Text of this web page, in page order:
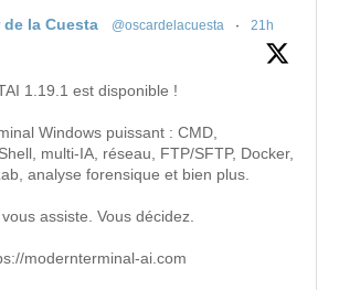
de la Cuesta @oscardelacuesta · 21h
1.19.1 est disponible !
Windows puissant : CMD,
multi-IA, réseau, FTP/SFTP, Docker,
analyse forensique et bien plus.
vous assiste. Vous décidez.
modernterminal-ai.com